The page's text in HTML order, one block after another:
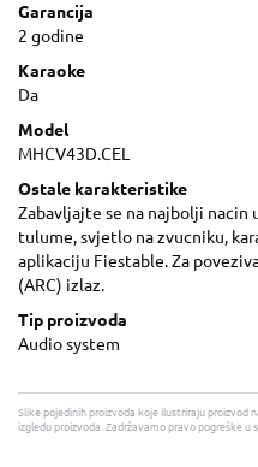
Garancija
2 godine
Karaoke
Da
Model
MHCV43D.CEL
Ostale karakteristike
Zabavljajte se na najbolji nacin
tulume, svjetlo na zvucniku,
aplikaciju Fiestable. Za
(ARC) izlaz.
Tip proizvoda
Audio system
Slike pojedinih proizvoda koje ilustriraju proizvod
izgledu proizvoda. Zadržavamo pravo pogreške u